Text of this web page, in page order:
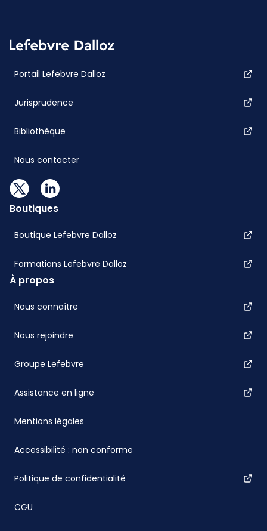
Portail Lefebvre Dalloz
Jurisprudence
Bibliothèque
Nous contacter
Boutiques
Boutique Lefebvre Dalloz
Formations Lefebvre Dalloz
À propos
Nous connaître
Nous rejoindre
Groupe Lefebvre
Assistance en ligne
Mentions légales
Accessibilité : non conforme
Politique de confidentialité
CGU